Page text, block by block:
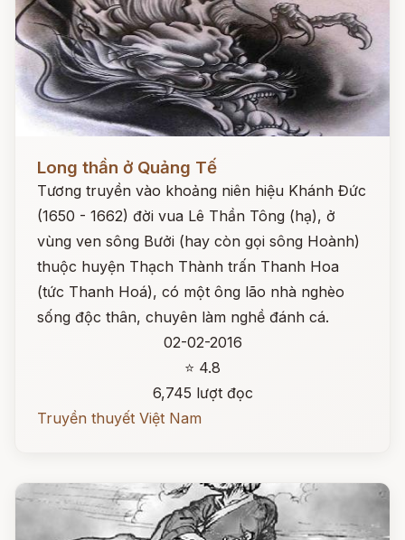
Long thần ở Quảng Tế
Tương truyền vào khoảng niên hiệu Khánh Đức
(1650 - 1662) đời vua Lê Thần Tông (hạ), ở
vùng ven sông Bưởi (hay còn gọi sông Hoành)
thuộc huyện Thạch Thành trấn Thanh Hoa
(tức Thanh Hoá), có một ông lão nhà nghèo
sống độc thân, chuyên làm nghề đánh cá.
02-02-2016
⭐ 4.8
6,745 lượt đọc
Truyền thuyết Việt Nam